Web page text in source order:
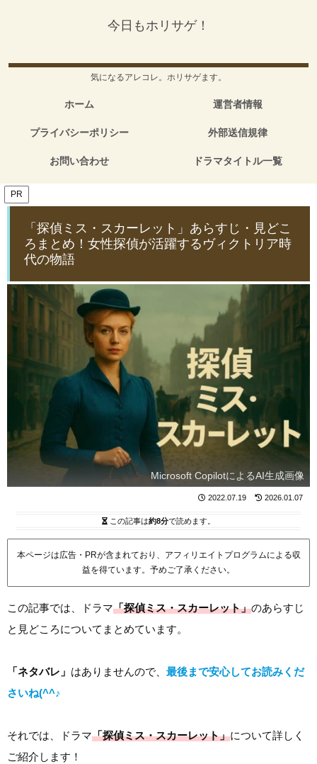
今日もホリサゲ！
気になるアレコレ。ホリサゲます。
ホーム 運営者情報
プライバシーポリシー 外部送信規律
お問い合わせ ドラマタイトル一覧
PR
「探偵ミス・スカーレット」あらすじ・見どこ
ろまとめ！女性探偵が活躍するヴィクトリア時
代の物語
Microsoft CopilotによるAI生成画像
2022.07.19 2026.01.07
この記事は約8分で読めます。
本ページは広告・PRが含まれており、アフィリエイトプログラムによる収
益を得ています。予めご了承ください。
この記事では、ドラマ「探偵ミス・スカーレット」のあらすじ
と見どころについてまとめています。
「ネタバレ」 はありませんので、 最後まで安心してお読みくだ
さいね(^^♪
それでは、ドラマ「探偵ミス・スカーレット」について詳しく
ご紹介します！